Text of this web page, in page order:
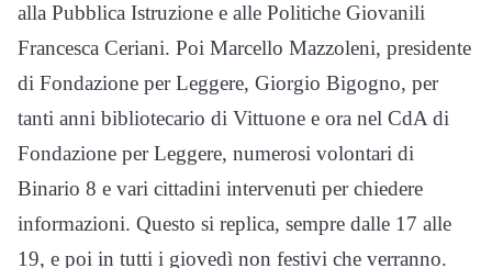
alla Pubblica Istruzione e alle Politiche Giovanili
Francesca Ceriani. Poi Marcello Mazzoleni, presidente
di Fondazione per Leggere, Giorgio Bigogno, per
tanti anni bibliotecario di Vittuone e ora nel CdA di
Fondazione per Leggere, numerosi volontari di
Binario 8 e vari cittadini intervenuti per chiedere
informazioni. Questo si replica, sempre dalle 17 alle
19, e poi in tutti i giovedì non festivi che verranno.